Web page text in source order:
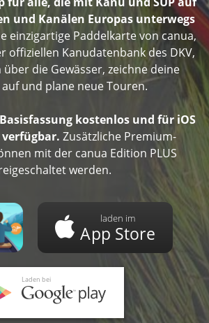
und Kanälen Europas unterwegs
einzigartige Paddelkarte von canua,
offiziellen Kanudatenbank des DKV,
die Gewässer, zeichne deine
und plane neue Touren.
kostenlos und für iOS
Zusätzliche Premium-
mit der canua Edition PLUS
werden.
laden im
App Store
Laden bei